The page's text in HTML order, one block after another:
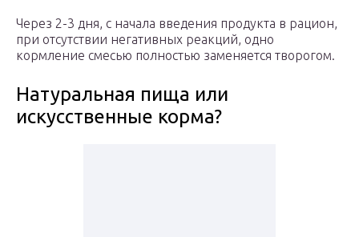
Через 2-3 дня, с начала введения продукта в рацион,
при отсутствии негативных реакций, одно
кормление смесью полностью заменяется творогом.
Натуральная пища или
искусственные корма?